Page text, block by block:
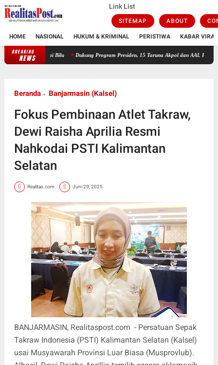
Link List
SITEMAP ABOUT
HOME NASIONAL HUKUM & KRIMINAL PERISTIWA KABAR VIRAL
BREAKING
NEWS
Dukung Program Presiden, 15 Taruna Akpol dan AAL Rampungkan Kegiatan
Beranda Banjarmasin (Kalsel)
Fokus Pembinaan Atlet Takraw,
Dewi Raisha Aprilia Resmi
Nahkodai PSTI Kalimantan
Selatan
Realitas.com Juni 29, 2025
BANJARMASIN, Realitaspost.com - Persatuan Sepak
Takraw Indonesia (PSTI) Kalimantan Selatan (Kalsel)
usai Musyawarah Provinsi Luar Biasa (Musprovlub).